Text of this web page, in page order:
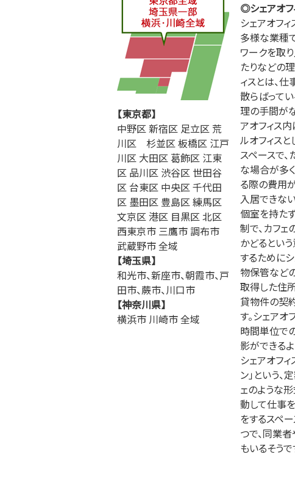
◎シェアオフ
シェアオフ
多様な業種
ワークを取
たりなどの
ィスとは、
散らばって
理の手間が
アオフィス
ルオフィス
スペースで
な場合が多
る際の費用
入居できな
個室を持た
制で、カフ
かどるとい
するために
物保管など
取得した住
貸物件の契
す。シェア
時間単位で
影ができる
シェアオフ
ン」という
ェのような
動して仕事
をするスペ
つで、同業
もいるそうで
【東京都】
中野区 新宿区 足立区 荒
川区 杉並区 板橋区 江戸
川区 大田区 葛飾区 江東
区 品川区 渋谷区 世田谷
区 台東区 中央区 千代田
区 墨田区 豊島区 練馬区
文京区 港区 目黒区 北区
西東京市 三鷹市 調布市
武蔵野市 全域
【埼玉県】
和光市、新座市、朝霞市、戸
田市、蕨市、川口市
【神奈川県】
横浜市 川崎市 全域